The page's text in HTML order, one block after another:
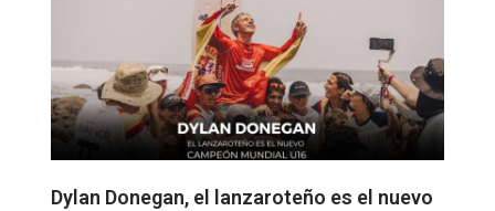
Dylan Donegan, el lanzaroteño es el nuevo